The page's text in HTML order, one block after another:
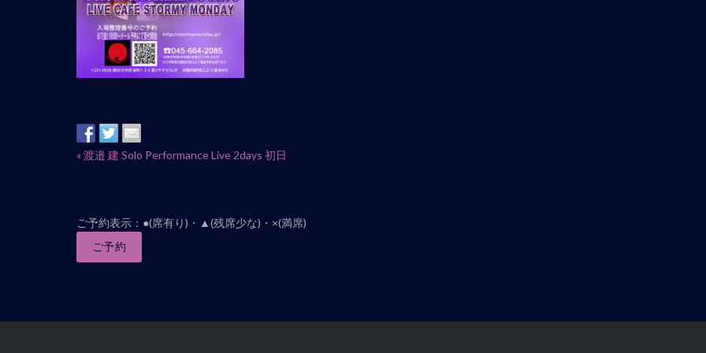
イ
ト
ナ
ョ
«渡邉 建 Solo Performance Live 2days 初日
ご予約表示：●(席有り)・▲(残席少な)・×(満席)
ご予約